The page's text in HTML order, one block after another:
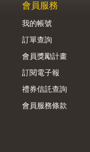
會員服務
我的帳號
訂單查詢
會員獎勵計畫
訂閱電子報
禮券信託查詢
會員服務條款